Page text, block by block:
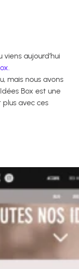
aujourd’hui
mais nous avons
Box est une
plus avec ces